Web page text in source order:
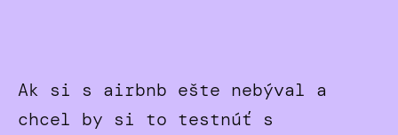
Ak si s airbnb ešte nebýval a
chcel by si to testnúť s